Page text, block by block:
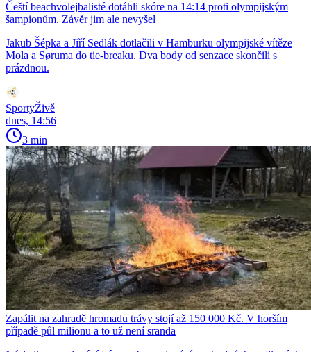
Čeští beachvolejbalisté dotáhli skóre na 14:14 proti olympijským
šampionům. Závěr jim ale nevyšel
Jakub Šépka a Jiří Sedlák dotlačili v Hamburku olympijské vítěze
Mola a Søruma do tie-breaku. Dva body od senzace skončili s
prázdnou.
SportyŽivě
dnes, 14:56
3 min
Zapálit na zahradě hromadu trávy stojí až 150 000 Kč. V horším
případě půl milionu a to už není sranda